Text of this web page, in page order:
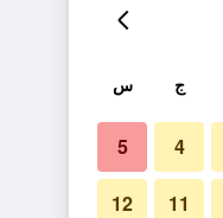
ج س
4
5
11
12